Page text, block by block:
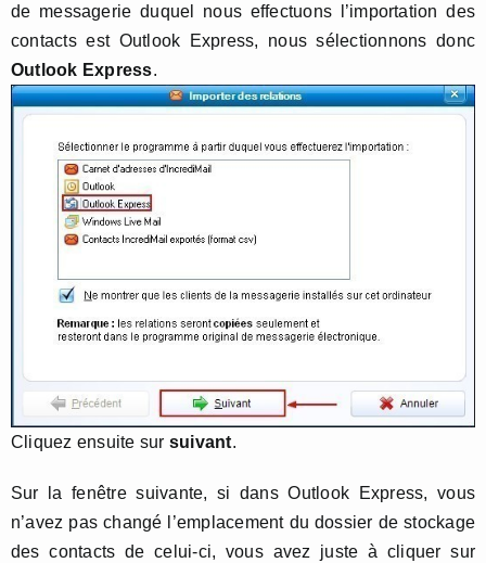
de messagerie duquel nous effectuons l’importation des
contacts est Outlook Express, nous sélectionnons donc
Outlook Express.
Cliquez ensuite sur suivant.
Sur la fenêtre suivante, si dans Outlook Express, vous
n’avez pas changé l’emplacement du dossier de stockage
des contacts de celui-ci, vous avez juste à cliquer sur